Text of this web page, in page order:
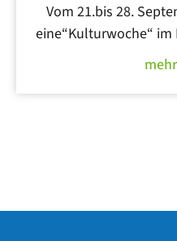
Vom 21.bis 28.
eine“Kulturwoche“